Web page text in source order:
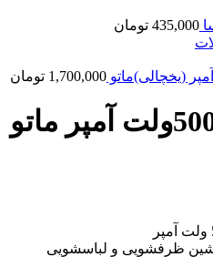
435,000 تومان
1,700,000 تومان
ظرفشویی و لباسشویی